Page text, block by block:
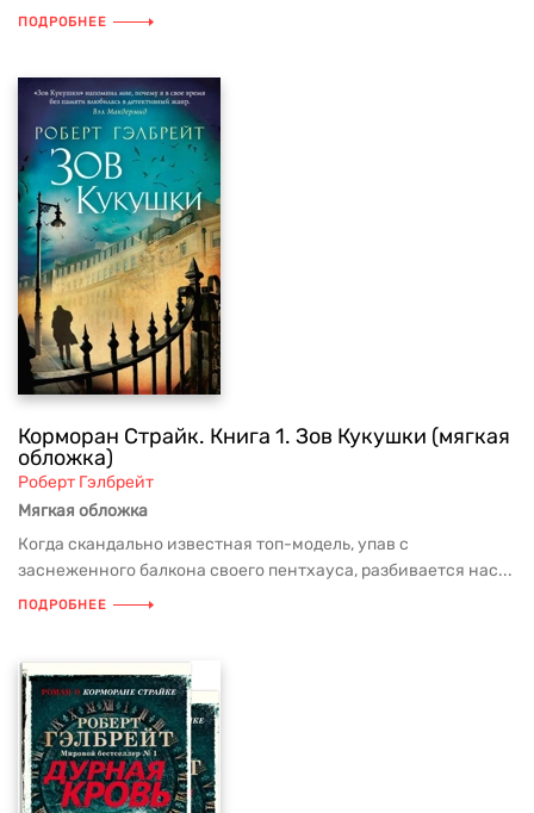
ПОДРОБНЕЕ
Корморан Страйк. Книга 1. Зов Кукушки (мягкая
обложка)
Роберт Гэлбрейт
Мягкая обложка
Когда скандально известная топ-модель, упав с
заснеженного балкона своего пентхауса, разбивается нас...
ПОДРОБНЕЕ